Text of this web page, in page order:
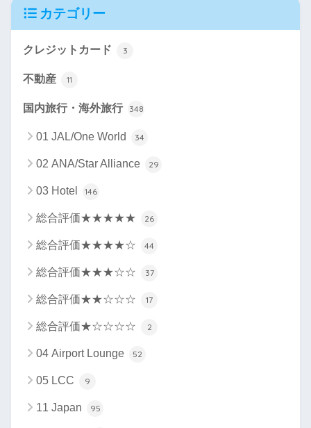
カテゴリー
クレジットカード 3
不動産 11
国内旅行・海外旅行 348
01 JAL/One World 34
02 ANA/Star Alliance 29
03 Hotel 146
総合評価★★★★★ 26
総合評価★★★★☆ 44
総合評価★★★☆☆ 37
総合評価★★☆☆☆ 17
総合評価★☆☆☆☆ 2
04 Airport Lounge 52
05 LCC 9
11 Japan 95